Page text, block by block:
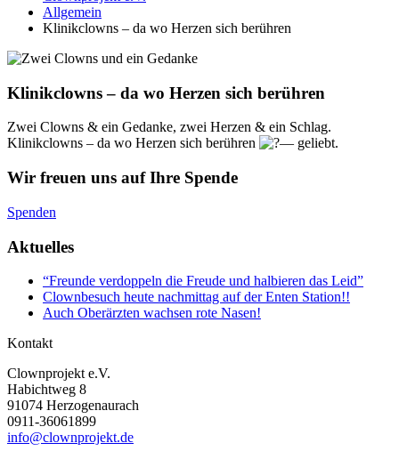
Allgemein
Klinikclowns – da wo Herzen sich berühren
Klinikclowns – da wo Herzen sich berühren
Zwei Clowns & ein Gedanke, zwei Herzen & ein Schlag.
Klinikclowns – da wo Herzen sich berühren
— geliebt.
Wir freuen uns auf Ihre Spende
Spenden
Aktuelles
“Freunde verdoppeln die Freude und halbieren das Leid”
Clownbesuch heute nachmittag auf der Enten Station!!
Auch Oberärzten wachsen rote Nasen!
Kontakt
Clownprojekt e.V.
Habichtweg 8
91074 Herzogenaurach
0911-36061899
info@clownprojekt.de